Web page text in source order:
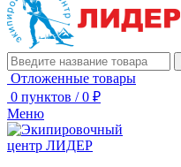
Отложенные товары
0 пунктов / 0 ₽
Меню